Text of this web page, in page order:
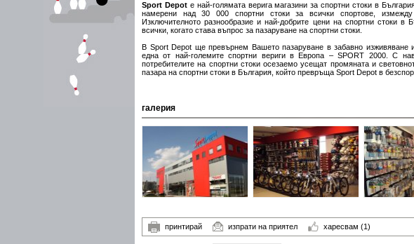
Sport Depot е най-голямата верига магазини за спортни стоки в
намерени над 30 000 спортни стоки за всички спортове,
Изключителното разнообразие и най-добрите цени на спортни стоки в
всички, когато става въпрос за пазаруване на спортни стоки.
В Sport Depot ще превърнем Вашето пазаруване в забавно
една от най-големите спортни вериги в Европа – SPORT 2000. С
потребителите на спортни стоки осезаемо усещат промяната и
пазара на спортни стоки в България, който превръща Sport Depot в
галерия
принтирай изпрати на приятел харесвам (1)